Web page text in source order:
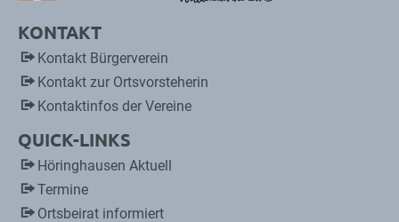
KONTAKT
Kontakt Bürgerverein
Kontakt zur Ortsvorsteherin
Kontaktinfos der Vereine
QUICK-LINKS
Höringhausen Aktuell
Termine
Ortsbeirat informiert